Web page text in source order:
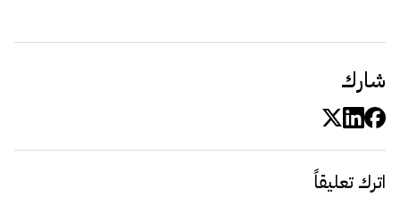
شارك
اترك تعليقاً